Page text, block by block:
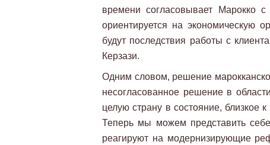
времени согласовывает Марокко
ориентируется на
будут последствия работы с
Керзази.
Одним словом, решение
несогласованное решение в
целую страну в состояние, близкое
Теперь мы можем представить
реагируют на модернизирующие